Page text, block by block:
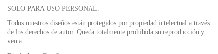
SOLO PARA USO PERSONAL.
Todos nuestros diseños están protegidos por propiedad intelectual a través
de los derechos de autor. Queda totalmente prohibida su reproducción y
venta.